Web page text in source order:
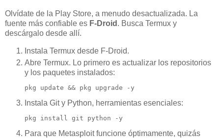
Olvídate de la Play Store, a menudo desactualizada. La
fuente más confiable es F-Droid . Busca Termux y
descárgalo desde allí.
Instala Termux desde F-Droid.
Abre Termux. Lo primero es actualizar los repositorios
y los paquetes instalados:
pkg update && pkg upgrade -y
Instala Git y Python, herramientas esenciales:
pkg install git python -y
Para que Metasploit funcione óptimamente, quizás